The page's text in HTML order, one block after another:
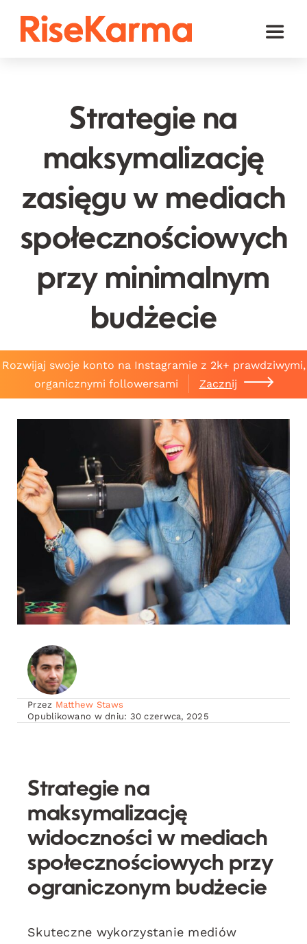
Toggle
TikTok
YouTube
Twitter (𝕏)
Inne
polski
Strategie na
maksymalizację
zasięgu w mediach
społecznościowych
przy minimalnym
budżecie
Rozwijaj swoje konto na Instagramie z 2k+ prawdziwymi,
organicznymi followersami
Zacznij
Przez Matthew Staws
Opublikowano w dniu: 30 czerwca, 2025
Strategie na
maksymalizację
widoczności w mediach
społecznościowych przy
ograniczonym budżecie
Skuteczne wykorzystanie mediów